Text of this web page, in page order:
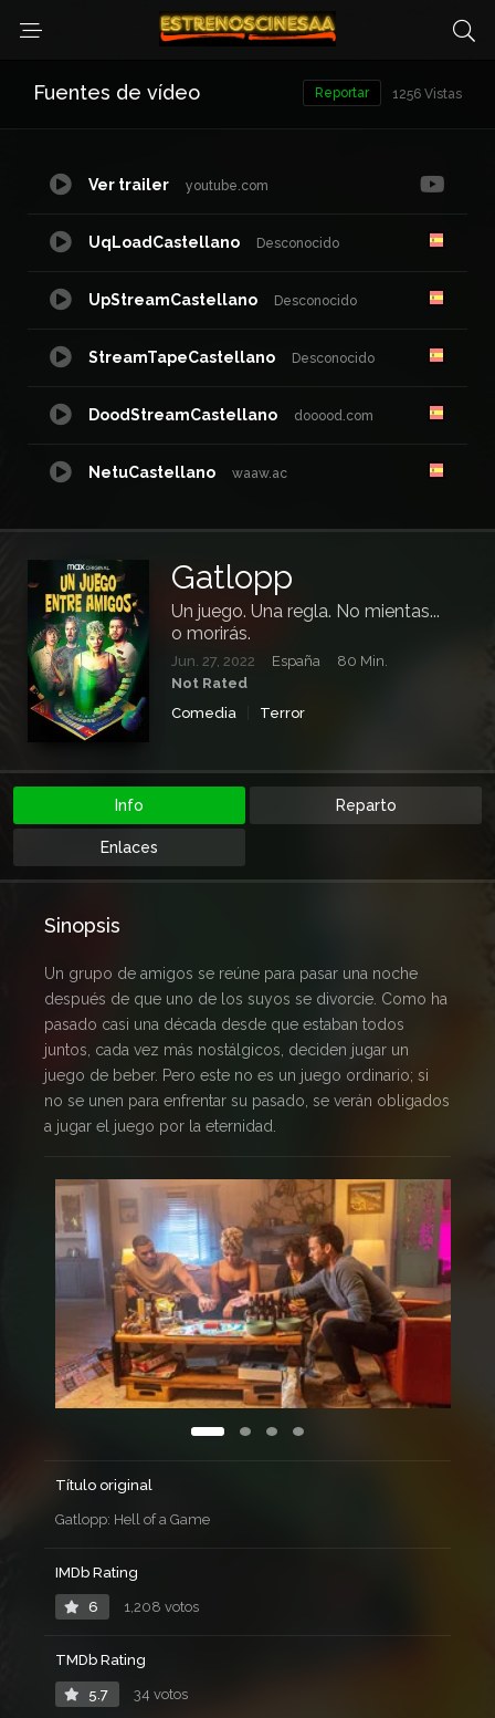
Fuentes de vídeo 1256 Vistas
Reportar
Ver trailer youtube.com
UqLoadCastellano Desconocido
UpStreamCastellano Desconocido
StreamTapeCastellano Desconocido
DoodStreamCastellano dooood.com
NetuCastellano waaw.ac
Gatlopp
Un juego. Una regla. No mientas...
o morirás.
Jun. 27, 2022 España
80 Min.
Not Rated
Comedia
Terror
Info Reparto
Enlaces
Sinopsis
Un grupo de amigos se reúne para pasar una noche
después de que uno de los suyos se divorcie. Como ha
pasado casi una década desde que estaban todos
juntos, cada vez más nostálgicos, deciden jugar un
juego de beber. Pero este no es un juego ordinario; si
no se unen para enfrentar su pasado, se verán obligados
a jugar el juego por la eternidad.
Título original
Gatlopp: Hell of a Game
IMDb Rating
6 1,208 votos
TMDb Rating
5.7 34 votos